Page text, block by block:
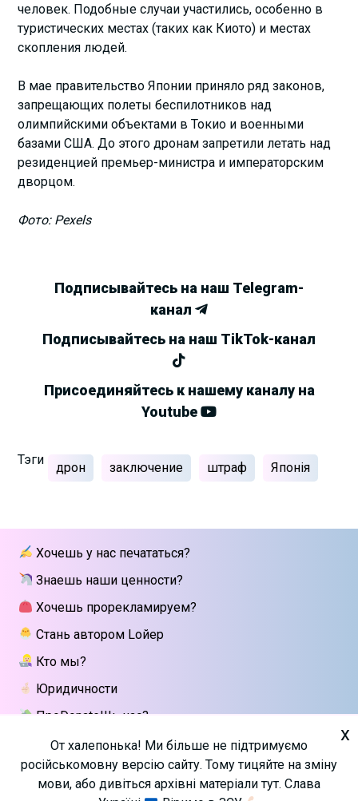
человек. Подобные случаи участились, особенно в
туристических местах (таких как Киото) и местах
скопления людей.
В мае правительство Японии приняло ряд законов,
запрещающих полеты беспилотников над
олимпийскими объектами в Токио и военными
базами США. До этого дронам запретили летать над
резиденцией премьер-министра и императорским
дворцом.
Фото: Pexels
Подписывайтесь на наш Telegram-
канал
Подписывайтесь на наш TikTok-канал
Присоединяйтесь к нашему каналу на
Youtube
Тэги
дрон заключение штраф Японія
x
От халепонька! Ми більше не підтримуємо
російськомовну версію сайту. Тому тицяйте на зміну
мови, або дивіться архівні матеріали тут. Слава
Хочешь у нас печататься?
Знаешь наши ценности?
Хочешь прорекламируем?
Стань автором Lойер
Кто мы?
Юридичности
ПроDonateШь нас?
Напиши мне